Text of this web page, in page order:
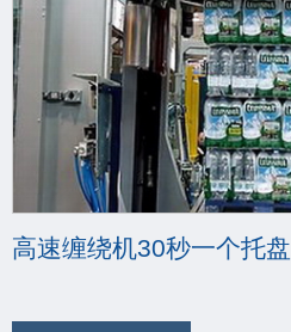
高速缠绕机30秒一个托盘